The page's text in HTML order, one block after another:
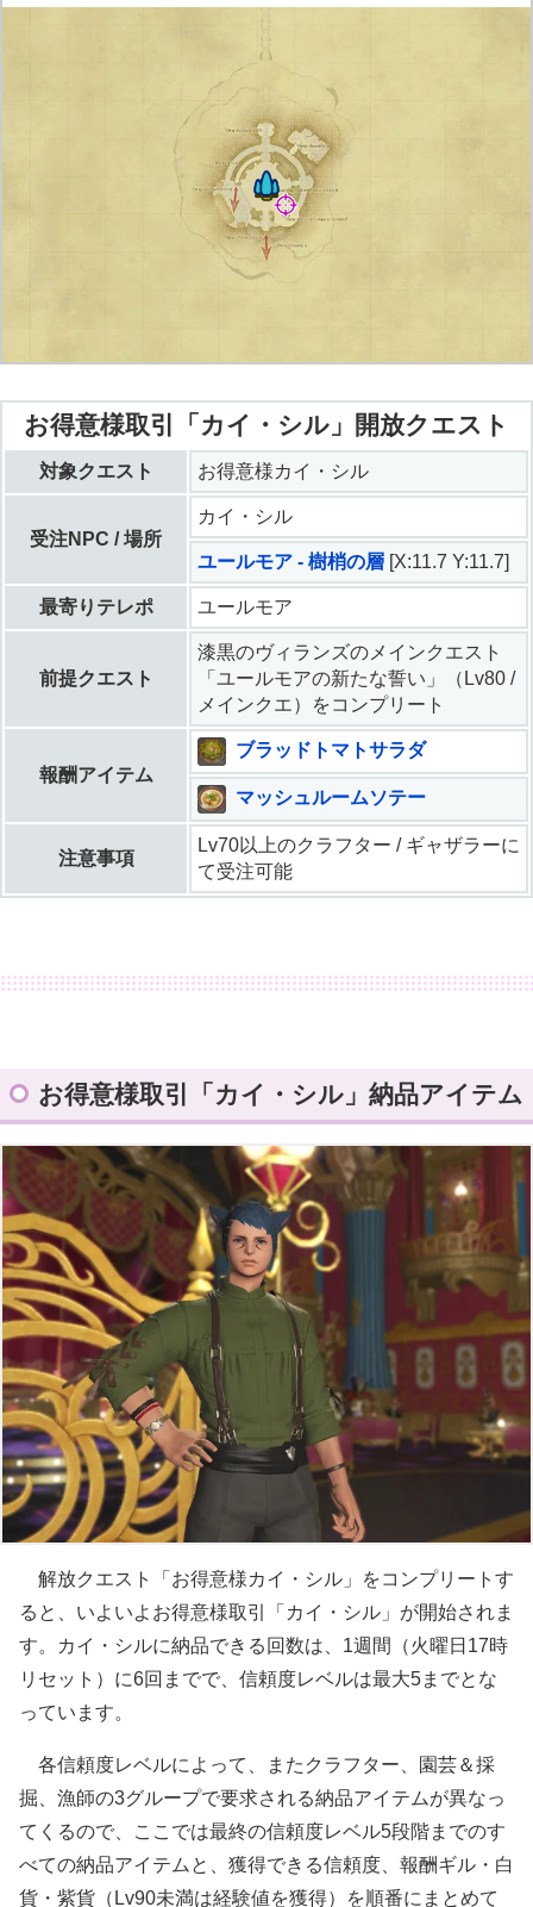
お得意様取引「カイ・シル」開放クエスト
対象クエスト お得意様カイ・シル
受注NPC / 場所
カイ・シル
ユールモア - 樹梢の層 [X:11.7 Y:11.7]
最寄りテレポ ユールモア
前提クエスト
漆黒のヴィランズのメインクエスト
「ユールモアの新たな誓い」（Lv80 /
メインクエ）をコンプリート
報酬アイテム
ブラッドトマトサラダ
マッシュルームソテー
注意事項
Lv70以上のクラフター / ギャザラーに
て受注可能
お得意様取引「カイ・シル」納品アイテム
解放クエスト「お得意様カイ・シル」をコンプリートす
ると、いよいよお得意様取引「カイ・シル」が開始されま
す。カイ・シルに納品できる回数は、1週間（火曜日17時
リセット）に6回までで、信頼度レベルは最大5までとな
っています。
各信頼度レベルによって、またクラフター、園芸＆採
掘、漁師の3グループで要求される納品アイテムが異なっ
てくるので、ここでは最終の信頼度レベル5段階までのす
べての納品アイテムと、獲得できる信頼度、報酬ギル・白
貨・紫貨（Lv90未満は経験値を獲得）を順番にまとめて